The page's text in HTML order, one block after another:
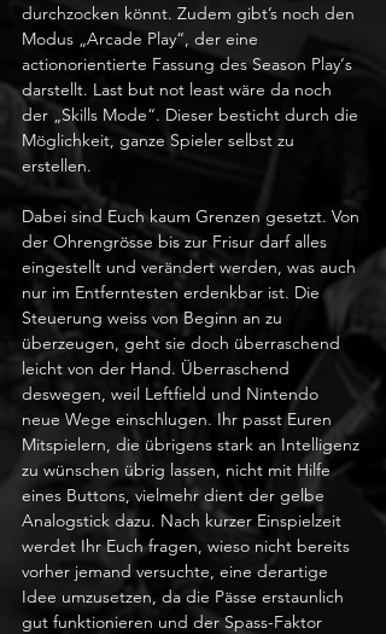
durchzocken könnt. Zudem gibt’s noch den
Modus „Arcade Play“, der eine
actionorientierte Fassung des Season Play‘s
darstellt. Last but not least wäre da noch
der „Skills Mode“. Dieser besticht durch die
Möglichkeit, ganze Spieler selbst zu
erstellen.
Dabei sind Euch kaum Grenzen gesetzt. Von
der Ohrengrösse bis zur Frisur darf alles
eingestellt und verändert werden, was auch
nur im Entferntesten erdenkbar ist. Die
Steuerung weiss von Beginn an zu
überzeugen, geht sie doch überraschend
leicht von der Hand. Überraschend
deswegen, weil Leftfield und Nintendo
neue Wege einschlugen. Ihr passt Euren
Mitspielern, die übrigens stark an Intelligenz
zu wünschen übrig lassen, nicht mit Hilfe
eines Buttons, vielmehr dient der gelbe
Analogstick dazu. Nach kurzer Einspielzeit
werdet Ihr Euch fragen, wieso nicht bereits
vorher jemand versuchte, eine derartige
Idee umzusetzen, da die Pässe erstaunlich
gut funktionieren und der Spass-Faktor